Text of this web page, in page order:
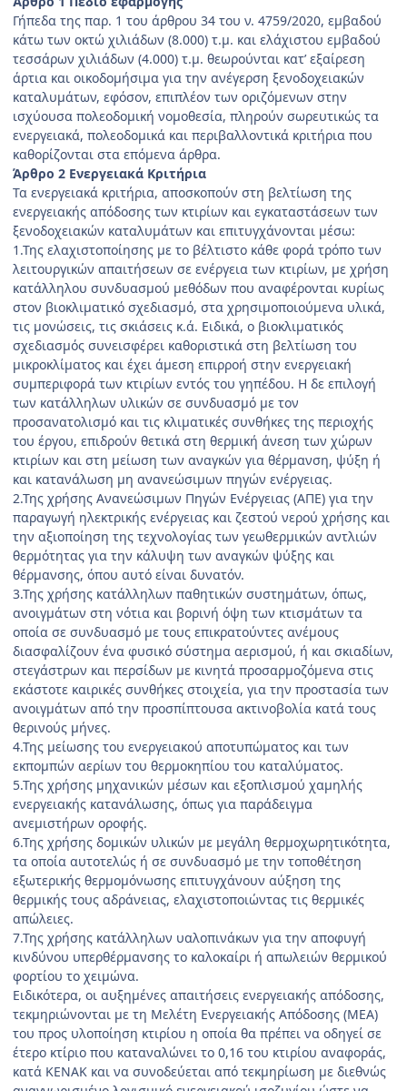
Γήπεδα της παρ. 1 του άρθρου 34 του ν. 4759/2020, εμβαδού
κάτω των οκτώ χιλιάδων (8.000) τ.μ. και ελάχιστου εμβαδού
τεσσάρων χιλιάδων (4.000) τ.μ. θεωρούνται κατ’ εξαίρεση
άρτια και οικοδομήσιμα για την ανέγερ­ση ξενοδοχειακών
καταλυμάτων, εφόσον, επιπλέον των οριζόμενων στην
ισχύουσα πολεοδομική νομοθεσία, πληρούν σωρευτικώς τα
ενεργειακά, πολεοδομικά και περιβαλλοντικά κριτήρια που
καθορίζονται στα επόμενα άρθρα.
Άρθρο 2 Ενεργειακά Κριτήρια
Τα ενεργειακά κριτήρια, αποσκοπούν στη βελτίωση της
ενεργειακής απόδοσης των κτιρίων και εγκαταστά­σεων των
ξενοδοχειακών καταλυμάτων και επιτυγχά­νονται μέσω:
1.Της ελαχιστοποίησης με το βέλτιστο κάθε φορά τρόπο των
λειτουργικών απαιτήσεων σε ενέργεια των κτιρίων, με χρήση
κατάλληλου συνδυασμού μεθόδων που αναφέρονται κυρίως
στον βιοκλιματικό σχεδιασμό, στα χρησιμοποιούμενα υλικά,
τις μονώσεις, τις σκιάσεις κ.ά. Ειδικά, ο βιοκλιματικός
σχεδιασμός συνεισφέρει καθοριστικά στη βελτίωση του
μικροκλίματος και έχει άμεση επιρροή στην ενεργειακή
συμπεριφορά των κτι­ρίων εντός του γηπέδου. Η δε επιλογή
των κατάλληλων υλικών σε συνδυασμό με τον
προσανατολισμό και τις κλιματικές συνθήκες της περιοχής
του έργου, επιδρούν θετικά στη θερμική άνεση των χώρων
κτιρίων και στη μείωση των αναγκών για θέρμανση, ψύξη ή
και κατανά­λωση μη ανανεώσιμων πηγών ενέργειας.
2.Της χρήσης Ανανεώσιμων Πηγών Ενέργειας (ΑΠΕ) για την
παραγωγή ηλεκτρικής ενέργειας και ζεστού νε­ρού χρήσης και
την αξιοποίηση της τεχνολογίας των γεωθερμικών αντλιών
θερμότητας για την κάλυψη των αναγκών ψύξης και
θέρμανσης, όπου αυτό είναι δυνατόν.
3.Της χρήσης κατάλληλων παθητικών συστημάτων, όπως,
ανοιγμάτων στη νότια και βορινή όψη των κτισμάτων τα
οποία σε συνδυασμό με τους επικρατούντες ανέμους
διασφαλίζουν ένα φυσικό σύστημα αερισμού, ή και σκιαδίων,
στεγάστρων και περσίδων με κινητά προσαρμοζόμενα στις
εκάστοτε καιρικές συνθήκες στοιχεία, για την προστασία των
ανοιγμάτων από την προσπίπτουσα ακτινοβολία κατά τους
θερινούς μήνες.
4.Της μείωσης του ενεργειακού αποτυπώματος και των
εκπομπών αερίων του θερμοκηπίου του καταλύματος.
5.Της χρήσης μηχανικών μέσων και εξοπλισμού χα­μηλής
ενεργειακής κατανάλωσης, όπως για παράδειγμα
ανεμιστήρων οροφής.
6.Της χρήσης δομικών υλικών με μεγάλη θερμοχωρη­τικότητα,
τα οποία αυτοτελώς ή σε συνδυασμό με την τοποθέτηση
εξωτερικής θερμομόνωσης επιτυγχάνουν αύξηση της
θερμικής τους αδράνειας, ελαχιστοποιώντας τις θερμικές
απώλειες.
7.Της χρήσης κατάλληλων υαλοπινάκων για την απο­φυγή
κινδύνου υπερθέρμανσης το καλοκαίρι ή απωλει­ών θερμικού
φορτίου το χειμώνα.
Ειδικότερα, οι αυξημένες απαιτήσεις ενεργειακής απόδοσης,
τεκμηριώνονται με τη Μελέτη Ενεργειακής Απόδοσης (ΜΕΑ)
του προς υλοποίηση κτιρίου η οποία θα πρέπει να οδηγεί σε
έτερο κτίριο που καταναλώνει το 0,16 του κτιρίου αναφοράς,
κατά ΚΕΝΑΚ και να συ­νοδεύεται από τεκμηρίωση με διεθνώς